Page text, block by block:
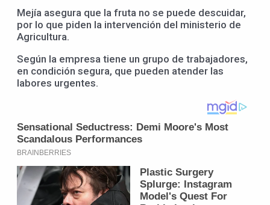
Mejía asegura que la fruta no se puede descuidar,
por lo que piden la intervención del ministerio de
Agricultura.
Según la empresa tiene un grupo de trabajadores,
en condición segura, que pueden atender las
labores urgentes.